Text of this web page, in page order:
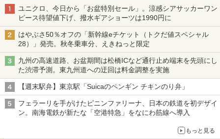
ユニクロ、今日から「お盆特別セール」。涼感シアサッカーワン
ピース待望値下げ、撥水ギアショーツは1990円に
はやぶさ50％オフの「新幹線eチケット（トクだ値スペシャル
28）」発売。秋冬乗車分、えきねっと限定
九州の高速道路、お盆期間は松橋ICなど通行止め端末を先頭にし
た渋滞予測。東九州道への迂回は料金調整を実施
【週末駅弁】東京駅「Suicaのペンギン チキンのり弁」
フェラーリを手がけたピニンファリーナ、日本の鉄道を初デザイ
ン。南海電鉄が新たな「空港特急」をなにわ筋線へ導入
もっと見る